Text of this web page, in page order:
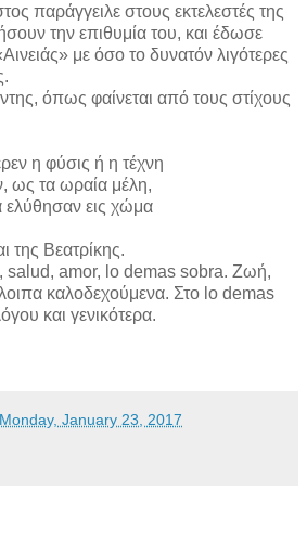
παράγγειλε στους εκτελεστές της
την επιθυμία του, και έδωσε
με όσο το δυνατόν λιγότερες
όπως φαίνεται από τους στίχους
η φύσις ή η τέχνη
ως τα ωραία μέλη,
ελύθησαν εις χώμα
της Βεατρίκης.
salud, amor, lo demas sobra. Ζωή,
καλοδεχούμενα. Στο lo demas
και γενικότερα.
Monday, January 23, 2017